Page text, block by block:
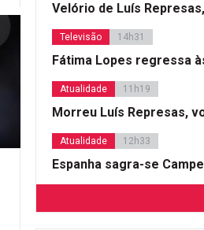
Velório de Luís
Televisão 14h31
Fátima Lopes regressa
Atualidade 11h19
Morreu Luís Represas,
Atualidade 12h33
Espanha sagra-se